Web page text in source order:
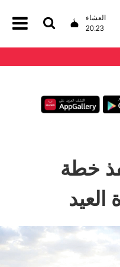
العشاء
20:23
خطة
العيد